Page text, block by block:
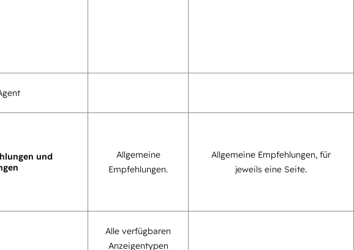
und
Allgemeine
Empfehlungen.
Allgemeine Empfehlungen, für
jeweils eine Seite.
Alle verfügbaren
Anzeigentypen